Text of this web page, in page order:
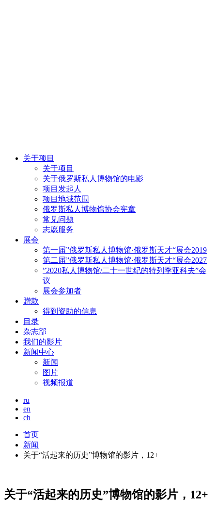
关于项目
关于项目
关于俄罗斯私人博物馆的电影
项目发起人
项目地域范围
俄罗斯私人博物馆协会宪章
常见问题
志愿服务
展会
第一届”俄罗斯私人博物馆·俄罗斯天才“展会2019
第二届”俄罗斯私人博物馆·俄罗斯天才“展会2027
”2020私人博物馆/二十一世纪的特列季亚科夫”会
议
展会参加者
贈款
得到资助的信息
目录
杂志部
我们的影片
新闻中心
新闻
图片
视频报道
ru
en
ch
首页
新闻
关于“活起来的历史”博物馆的影片，12+
关于“活起来的历史”博物馆的影片，12+